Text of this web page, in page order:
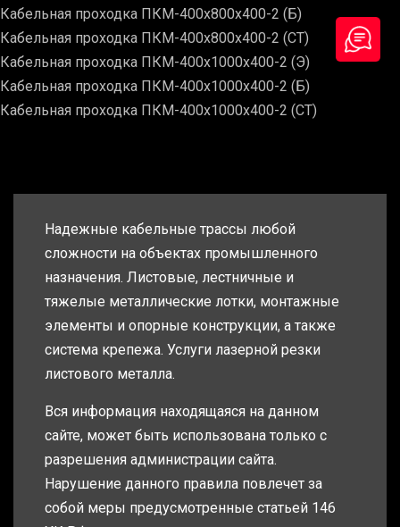
Кабельная проходка ПКМ-400х800х400-2 (Б)
Кабельная проходка ПКМ-400х800х400-2 (СТ)
Кабельная проходка ПКМ-400х1000х400-2 (Э)
Кабельная проходка ПКМ-400х1000х400-2 (Б)
Кабельная проходка ПКМ-400х1000х400-2 (СТ)
Надежные кабельные трассы любой
сложности на объектах промышленного
назначения. Листовые, лестничные и
тяжелые металлические лотки, монтажные
элементы и опорные конструкции, а также
система крепежа. Услуги лазерной резки
листового металла.
Вся информация находящаяся на данном
сайте, может быть использована только с
разрешения администрации сайта.
Нарушение данного правила повлечет за
собой меры предусмотренные статьей 146